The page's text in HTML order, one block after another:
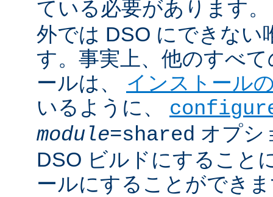
ている必要があります
外では DSO にできない
す。事実上、他のすべ
ールは、 インストール
いるように、
module=shared オプシ
DSO ビルドにすること
ールにすることができ